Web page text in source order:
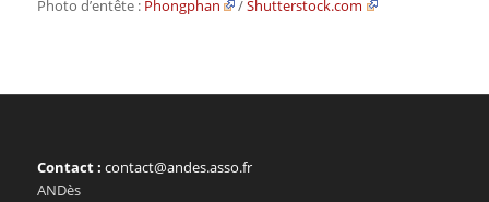
Photo d’entête : Phongphan /Shutterstock.com
Contact : contact@andes.asso.fr
ANDès